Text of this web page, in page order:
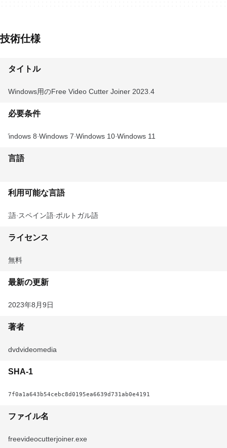
技術仕様
タイトル
Windows用のFree Video Cutter Joiner 2023.4
必要条件
Windows 8 Windows 7 Windows 10 Windows 11
言語
利用可能な言語
英語 スペイン語 ポルトガル語
ライセンス
無料
最新の更新
2023年8月9日
著者
dvdvideomedia
SHA-1
7f0a1a643b54cebc8d0195ea6639d731ab0e4191
ファイル名
freevideocutterjoiner.exe